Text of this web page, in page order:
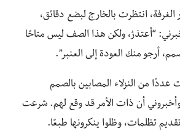
انتظرت بالخارج لبضع دقائق،
“أعتذرُ، ولكن هذا الصف ليس متاحًا
أرجو منك العودة إلى العنبر”.
عددًا من النزلاء المصابين بالصمم
أن ذات الأمر قد وقع لهم. شرعت
تظلمات، وظلوا ينكرونها طبعًا.